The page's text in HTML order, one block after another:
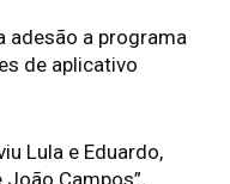
adesão a programa
de aplicativo
Lula e Eduardo,
João Campos”,